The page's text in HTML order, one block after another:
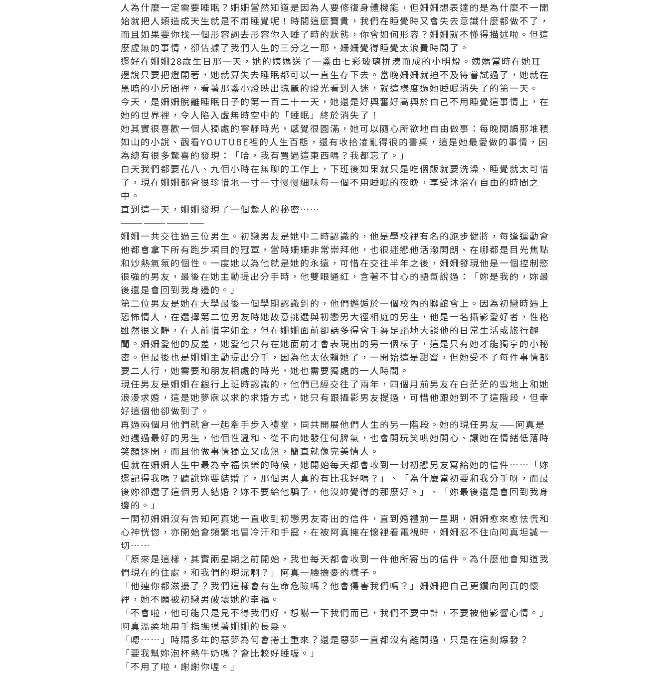
人為什麼一定需要睡眠？姍姍當然知道是因為人要修復身體機能，但姍姍想表達的是為什麼不一開
始就把人類造成天生就是不用睡覺呢！時間這麼寶貴，我們在睡覺時又會失去意識什麼都做不了，
而且如果要你找一個形容詞去形容你入睡了時的狀態，你會如何形容？姍姍就不懂得描述啦。但這
麼虛無的事情，卻佔據了我們人生的三分之一耶，姍姍覺得睡覺太浪費時間了。
還好在姍姍28歲生日那一天，她的姨媽送了一盞由七彩玻璃拼湊而成的小明燈。姨媽當時在她耳
邊說只要把燈開著，她就算失去睡眠都可以一直生存下去。當晚姍姍就迫不及待嘗試過了，她就在
黑暗的小房間裡，看著那盞小燈映出瑰麗的燈光看到入迷，就這樣度過她睡眠消失了的第一天。
今天，是姍姍脫離睡眠日子的第一百二十一天，她還是好興奮好高興於自己不用睡覺這事情上，在
她的世界裡，令人陷入虛無時空中的「睡眠」終於消失了！
她其實很喜歡一個人獨處的寧靜時光，感覺很圓滿，她可以隨心所欲地自由做事：每晚閱讀那堆積
如山的小說、觀看YOUTUBE裡的人生百態，還有收拾凌亂得很的書桌，這是她最愛做的事情，因
為總有很多驚喜的發現：「哈，我有買過這東西嗎？我都忘了。」
白天我們都要花八、九個小時在無聊的工作上，下班後如果就只是吃個飯就要洗澡、睡覺就太可惜
了，現在姍姍都會很珍惜地一寸一寸慢慢細味每一個不用睡眠的夜晚，享受沐浴在自由的時間之
中。
直到這一天，姍姍發現了一個驚人的秘密……
———————————
姍姍一共交往過三位男生。初戀男友是她中二時認識的，他是學校裡有名的跑步健將，每逢運動會
他都會拿下所有跑步項目的冠軍，當時姍姍非常崇拜他，也很迷戀他活潑開朗、在哪都是目光焦點
和炒熱氣氛的個性。一度她以為他就是她的永遠，可惜在交往半年之後，姍姍發現他是一個控制慾
很強的男友，最後在她主動提出分手時，他雙眼通紅，含著不甘心的語氣說過：「妳是我的，妳最
後還是會回到我身邊的。」
第二位男友是她在大學最後一個學期認識到的，他們邂逅於一個校內的聯誼會上。因為初戀時遇上
恐怖情人，在選擇第二位男友時她故意挑選與初戀男大徑相庭的男生，他是一名攝影愛好者，性格
雖然很文靜，在人前惜字如金，但在姍姍面前卻話多得會手舞足蹈地大談他的日常生活或旅行趣
聞。姍姍愛他的反差，她愛他只有在她面前才會表現出的另一個樣子，這是只有她才能獨享的小秘
密。但最後也是姍姍主動提出分手，因為他太依賴她了，一開始這是甜蜜，但她受不了每件事情都
要二人行，她需要和朋友相處的時光，她也需要獨處的一人時間。
現任男友是姍姍在銀行上班時認識的，他們已經交往了兩年，四個月前男友在白茫茫的雪地上和她
浪漫求婚，這是她夢寐以求的求婚方式，她只有跟攝影男友提過，可惜他跟她到不了這階段，但幸
好這個他卻做到了。
再過兩個月他們就會一起牽手步入禮堂，同共開展他們人生的另一階段。她的現任男友——阿真是
她遇過最好的男生，他個性溫和、從不向她發任何脾氣，也會開玩笑哄她開心、讓她在情緒低落時
笑顏逐開，而且他做事情獨立又成熟，簡直就像完美情人。
但就在姍姍人生中最為幸福快樂的時候，她開始每天都會收到一封初戀男友寫給她的信件……「妳
還記得我嗎？聽說妳要結婚了，那個男人真的有比我好嗎？」、「為什麼當初要和我分手呀，而最
後妳卻選了這個男人結婚？妳不要給他騙了，他沒妳覺得的那麼好。」、「妳最後還是會回到我身
邊的。」
一開初姍姍沒有告知阿真她一直收到初戀男友寄出的信件，直到婚禮前一星期，姍姍愈來愈怯慌和
心神恍惚，亦開始會頻繁地冒冷汗和手震，在被阿真擁在懷裡看電視時，姍姍忍不住向阿真坦誠一
切……
「原來是這樣，其實兩星期之前開始，我也每天都會收到一件他所寄出的信件。為什麼他會知道我
們現在的住處，和我們的現況啊？」阿真一臉擔憂的樣子。
「他連你都滋擾了？我們這樣會有生命危險嗎？他會傷害我們嗎？」姍姍把自己更鑽向阿真的懷
裡，她不願被初戀男破壞她的幸福。
「不會啦，他可能只是見不得我們好，想嚇一下我們而已，我們不要中計，不要被他影響心情。」
阿真溫柔地用手指撫摸著姍姍的長髮。
「嗯……」時隔多年的惡夢為何會捲土重來？還是惡夢一直都沒有離開過，只是在這刻爆發？
「要我幫妳泡杯熱牛奶嗎？會比較好睡喔。」
「不用了啦，謝謝你喔。」